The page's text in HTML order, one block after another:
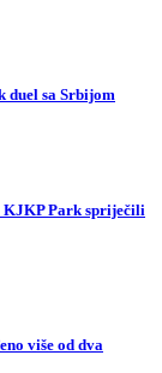
duel sa Srbijom
KJKP Park spriječili
više od dva